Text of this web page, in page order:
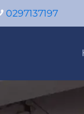
0297137197